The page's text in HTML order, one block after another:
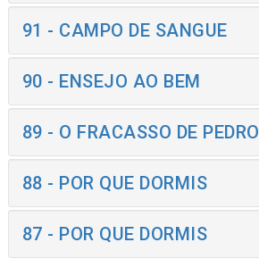
91 - CAMPO DE SANGUE
90 - ENSEJO AO BEM
89 - O FRACASSO DE PEDRO
88 - POR QUE DORMIS
87 - POR QUE DORMIS